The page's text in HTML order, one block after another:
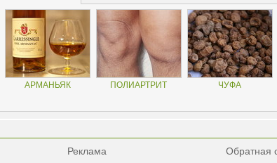
АРМАНЬЯК ПОЛИАРТРИТ ЧУФА
Реклама Обратная